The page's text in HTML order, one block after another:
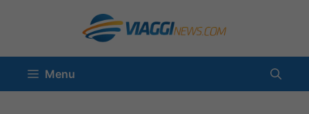
contenuto
Menu